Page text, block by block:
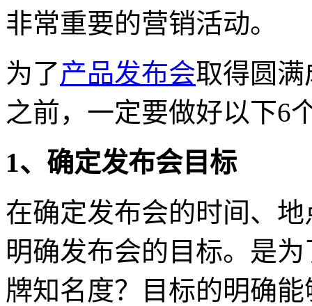
非常重要的营销活动。
为了产品发布会取得圆
之前，一定要做好以下6
1、确定发布会目标
在确定发布会的时间、
明确发布会的目标。是
牌知名度？目标的明确